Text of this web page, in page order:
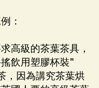
：
高級的茶葉茶具，
飲用塑膠杯裝"
，因為講究茶葉烘